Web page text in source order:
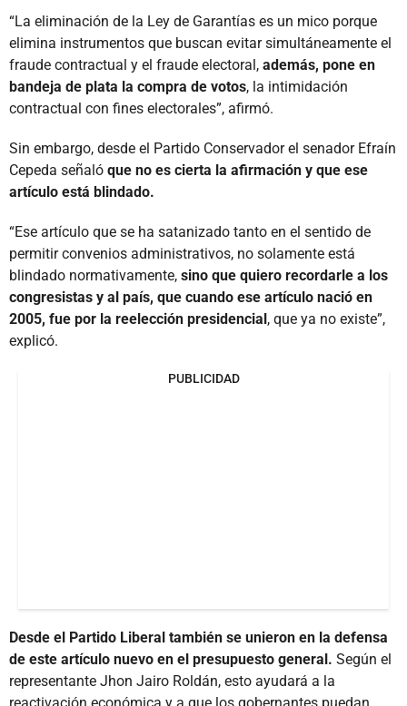
“La eliminación de la Ley de Garantías es un mico porque
elimina instrumentos que buscan evitar simultáneamente el
fraude contractual y el fraude electoral, además, pone en
bandeja de plata la compra de votos, la intimidación
contractual con fines electorales”, afirmó.
Sin embargo, desde el Partido Conservador el senador Efraín
Cepeda señaló que no es cierta la afirmación y que ese
artículo está blindado.
“Ese artículo que se ha satanizado tanto en el sentido de
permitir convenios administrativos, no solamente está
blindado normativamente, sino que quiero recordarle a los
congresistas y al país, que cuando ese artículo nació en
2005, fue por la reelección presidencial, que ya no existe”,
explicó.
PUBLICIDAD
Desde el Partido Liberal también se unieron en la defensa
de este artículo nuevo en el presupuesto general. Según el
representante Jhon Jairo Roldán, esto ayudará a la
reactivación económica y a que los gobernantes puedan